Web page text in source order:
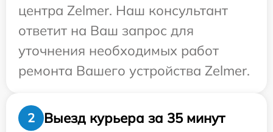
центра Zelmer. Наш консультант
ответит на Ваш запрос для
уточнения необходимых работ
ремонта Вашего устройства Zelmer.
2
Выезд курьера за 35 минут